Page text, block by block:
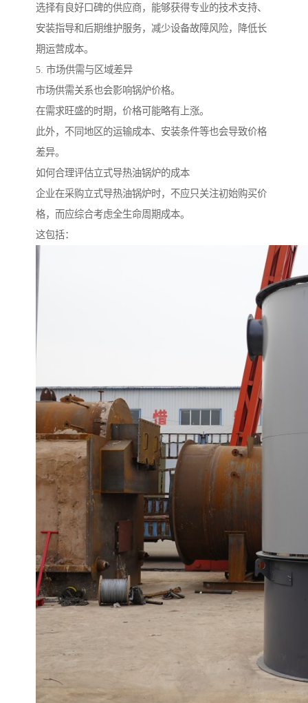
选择有良好口碑的供应商，能够获得专业的技术支持、
安装指导和后期维护服务，减少设备故障风险，降低长
期运营成本。
5. 市场供需与区域差异
市场供需关系也会影响锅炉价格。
在需求旺盛的时期，价格可能略有上涨。
此外，不同地区的运输成本、安装条件等也会导致价格
差异。
如何合理评估立式导热油锅炉的成本
企业在采购立式导热油锅炉时，不应只关注初始购买价
格，而应综合考虑全生命周期成本。
这包括：